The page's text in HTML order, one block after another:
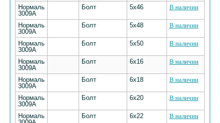
Нормаль
3009А
Болт 5х46 В наличии
Нормаль
3009А
Болт 5х48 В наличии
Нормаль
3009А
Болт 5х50 В наличии
Нормаль
3009А
Болт 6х16 В наличии
Нормаль
3009А
Болт 6х18 В наличии
Нормаль
3009А
Болт 6х20 В наличии
Нормаль
Болт 6х22 В наличии